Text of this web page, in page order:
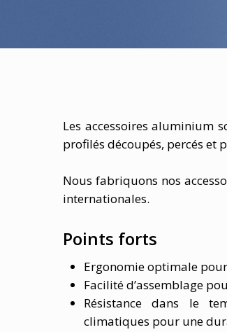
Les accessoires aluminium
profilés découpés, percés et
Nous fabriquons nos
internationales.
Points forts
Ergonomie optimale
Facilité d’assemblage
Résistance dans le
climatiques pour une